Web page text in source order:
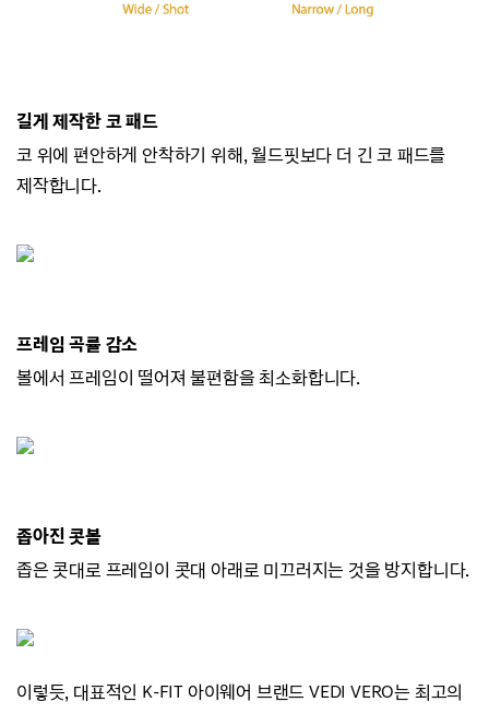
길게 제작한 코 패드
코 위에 편안하게 안착하기 위해, 월드핏보다 더 긴 코 패드를
제작합니다.
프레임 곡률 감소
볼에서 프레임이 떨어져 불편함을 최소화합니다.
좁아진 콧볼
좁은 콧대로 프레임이 콧대 아래로 미끄러지는 것을 방지합니다.
이렇듯, 대표적인 K-FIT 아이웨어 브랜드VEDI VERO는 최고의